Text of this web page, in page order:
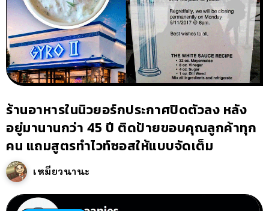
ร้านอาหารในนิวยอร์กประกาศปิดตัวลง หลัง
อยู่มานานกว่า 45 ปี ติดป้ายขอบคุณลูกค้าทุก
คน แถมสูตรทำไวท์ซอสให้แบบจัดเต็ม
เหมียวนานะ